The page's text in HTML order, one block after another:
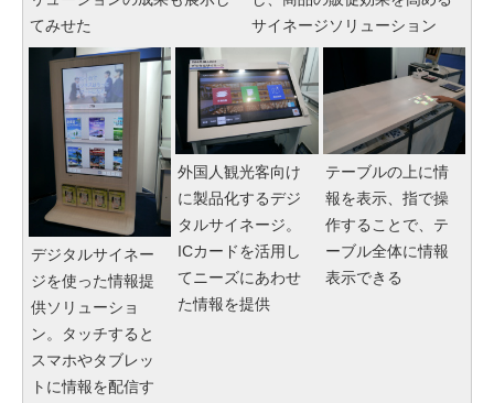
てみせた
サイネージソリューション
デジタルサイネー
ジを使った情報提
供ソリューショ
ン。タッチすると
スマホやタブレッ
トに情報を配信す
外国人観光客向け
に製品化するデジ
タルサイネージ。
ICカードを活用し
てニーズにあわせ
た情報を提供
テーブルの上に情
報を表示、指で操
作することで、テ
ーブル全体に情報
表示できる